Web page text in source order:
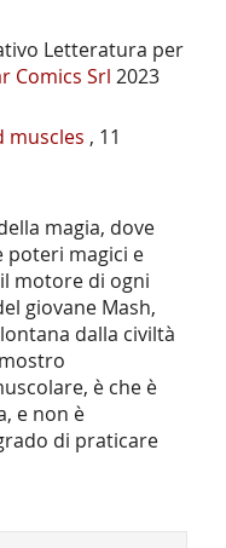
Letteratura per
Comics Srl 2023
muscles , 11
magia, dove
poteri magici e
motore di ogni
giovane Mash,
dalla civiltà
è che è
e non è
di praticare